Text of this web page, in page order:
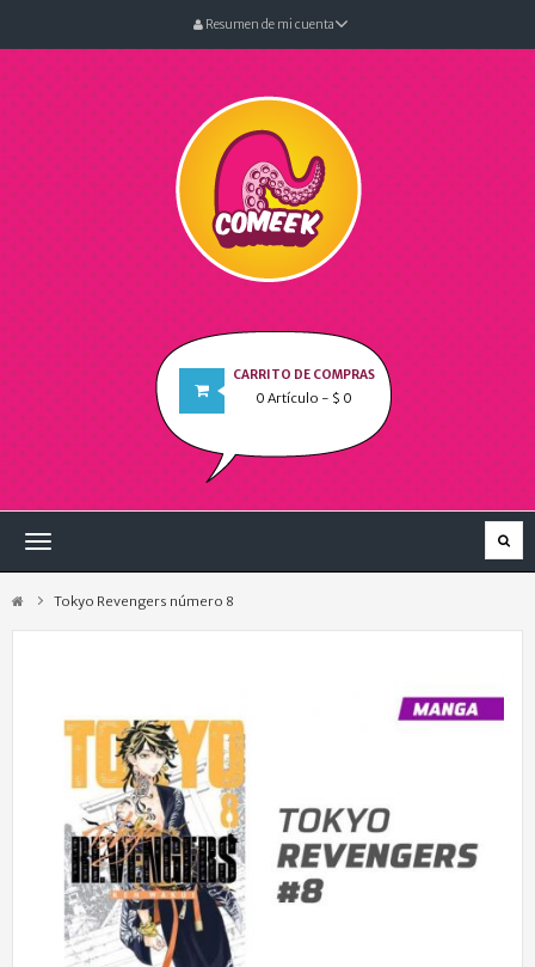
Resumen de mi cuenta
CARRITO DE COMPRAS
0 Artículo - $ 0
Navegación
Tokyo Revengers número 8